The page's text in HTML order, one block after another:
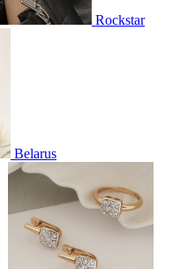
Rockstar
Belarus